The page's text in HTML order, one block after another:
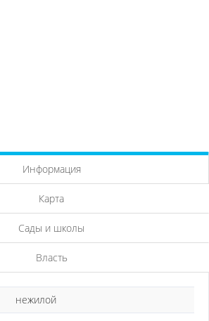
Информация
Карта
Сады и школы
Власть
нежилой